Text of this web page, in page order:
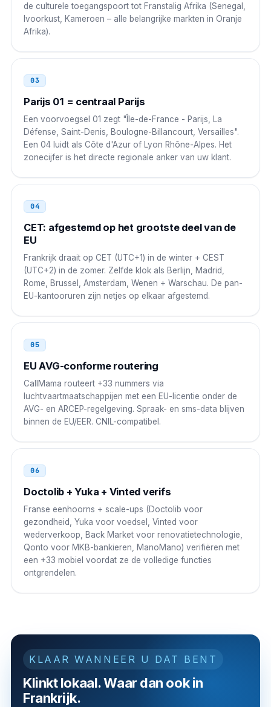
Senegal 00
Ivoorkust
Kameroen
00 33 N NN NN NN NN
China
00 33 N NN NN NN NN
Japan
010 33 N NN NN NN NN
VAE 00
00 33 N NN NN NN NN
de culturele toegangspoort tot Franstalig Afrika (Senegal,
Ivoorkust, Kameroen – alle belangrijke markten in Oranje
Afrika).
03
Parijs 01 = centraal Parijs
Een voorvoegsel 01 zegt "Île-de-France - Parijs, La
Défense, Saint-Denis, Boulogne-Billancourt, Versailles".
Een 04 luidt als Côte d'Azur of Lyon Rhône-Alpes. Het
zonecijfer is het directe regionale anker van uw klant.
04
CET: afgestemd op het grootste deel van de
EU
Frankrijk draait op CET (UTC+1) in de winter + CEST
(UTC+2) in de zomer. Zelfde klok als Berlijn, Madrid,
Rome, Brussel, Amsterdam, Wenen + Warschau. De pan-
EU-kantooruren zijn netjes op elkaar afgestemd.
05
EU AVG-conforme routering
CallMama routeert +33 nummers via
luchtvaartmaatschappijen met een EU-licentie onder de
AVG- en ARCEP-regelgeving. Spraak- en sms-data blijven
binnen de EU/EER. CNIL-compatibel.
06
Doctolib + Yuka + Vinted verifs
Franse eenhoorns + scale-ups (Doctolib voor
gezondheid, Yuka voor voedsel, Vinted voor
wederverkoop, Back Market voor renovatietechnologie,
Qonto voor MKB-bankieren, ManoMano) verifiëren met
een +33 mobiel voordat ze de volledige functies
ontgrendelen.
KLAAR WANNEER U DAT BENT
Klinkt lokaal. Waar dan ook in
Frankrijk.